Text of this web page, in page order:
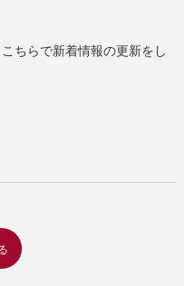
ちらで新着情報の更新をし